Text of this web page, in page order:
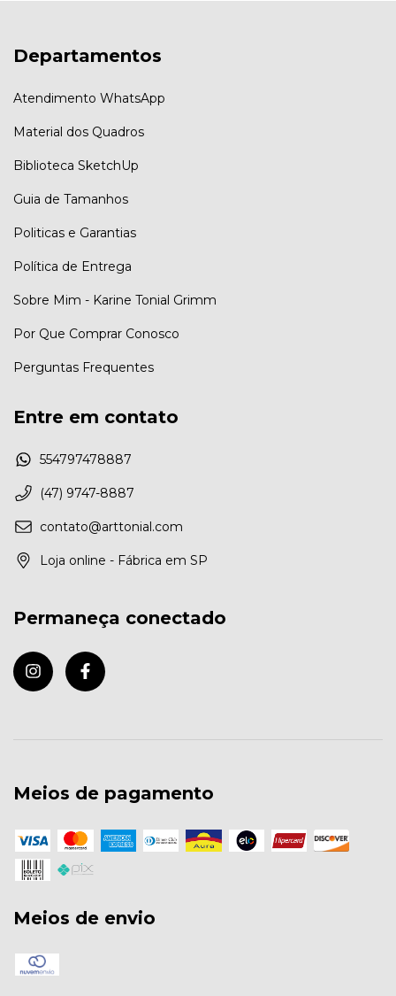
Departamentos
Atendimento WhatsApp
Material dos Quadros
Biblioteca SketchUp
Guia de Tamanhos
Politicas e Garantias
Política de Entrega
Sobre Mim - Karine Tonial Grimm
Por Que Comprar Conosco
Perguntas Frequentes
Entre em contato
554797478887
(47) 9747-8887
contato@arttonial.com
Loja online - Fábrica em SP
Permaneça conectado
Meios de pagamento
Meios de envio